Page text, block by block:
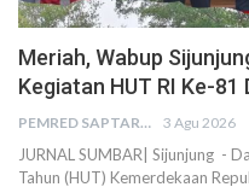
Meriah, Wabup
Kegiatan HUT RI Ke-81
PEMRED SAPTARIUS 3 Agu 2026
JURNAL SUMBAR| Sijunjung -
Tahun (HUT) Kemerdekaan